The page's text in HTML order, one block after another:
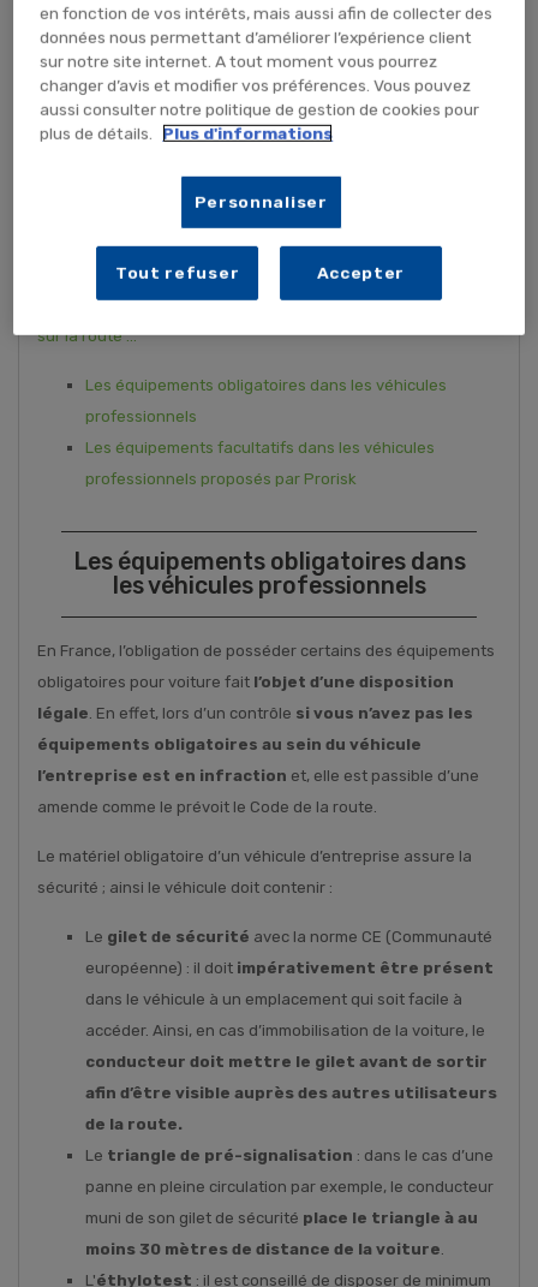
Certains ne le pense pas, et pourtant, la sécurité et le bien-
être de vos collaborateurs passe par l’obligation
d’équipements mis à disposition dans chaque véhicule
de votre entreprise . Pensez également auxéquipements
facultatifs mais qui restent indispensables en cas d'incident
sur la route …
Les équipements obligatoires dans les véhicules
professionnels
Les équipements facultatifs dans les véhicules
professionnels proposés par Prorisk
Les équipements obligatoires dans
les véhicules professionnels
En France, l’obligation de posséder certains des équipements
obligatoires pour voiture fait l’objet d’une disposition
légale. En effet, lors d’un contrôle si vous n’avez pas les
équipements obligatoires au sein du véhicule
l’entreprise est en infraction et, elle est passible d’une
amende comme le prévoit le Code de la route.
Le matériel obligatoire d’un véhicule d’entreprise assure la
sécurité ; ainsi le véhicule doit contenir :
Le gilet de sécurité avec la norme CE (Communauté
européenne) : il doit impérativement être présent
dans le véhicule à un emplacement qui soit facile à
accéder. Ainsi, en cas d’immobilisation de la voiture, le
conducteur doit mettre le gilet avant de sortir
afin d’être visible auprès des autres utilisateurs
de la route.
Le triangle de pré-signalisation : dans le cas d’une
panne en pleine circulation par exemple, le conducteur
muni de son gilet de sécurité place le triangle à au
moins 30 mètres de distance de la voiture.
L'éthylotest : il est conseillé de disposer de minimum
en fonction de vos intérêts, mais aussi afin de collecter des
données nous permettant d’améliorer l’expérience client
sur notre site internet. A tout moment vous pourrez
changer d’avis et modifier vos préférences. Vous pouvez
aussi consulter notre politique de gestion de cookies pour
plus de détails.
Plus d'informations
Personnaliser
Tout refuser Accepter